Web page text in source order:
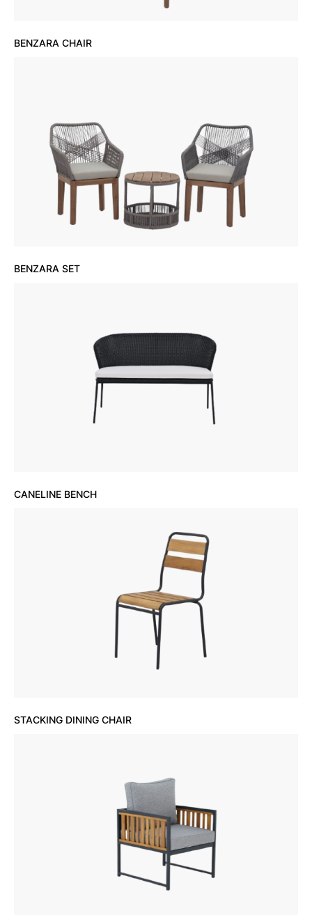
BENZARA CHAIR
BENZARA SET
CANELINE BENCH
STACKING DINING CHAIR